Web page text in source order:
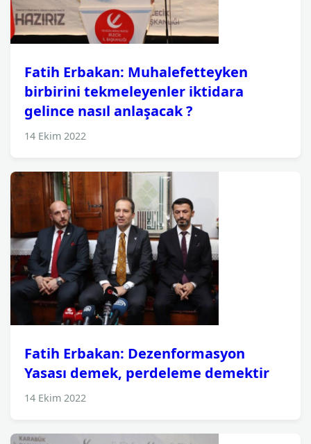
Fatih Erbakan: Muhalefetteyken
birbirini tekmeleyenler iktidara
gelince nasıl anlaşacak ?
14 Ekim 2022
Fatih Erbakan: Dezenformasyon
Yasası demek, perdeleme demektir
14 Ekim 2022